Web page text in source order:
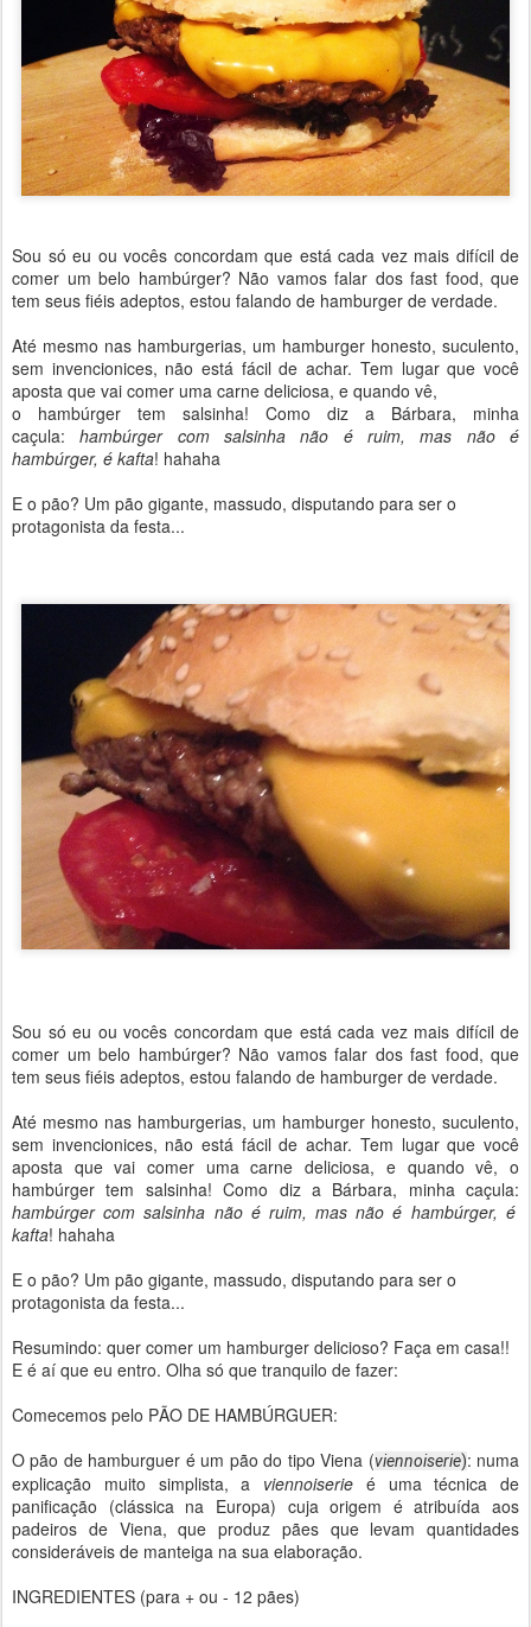
Sou só eu ou vocês concordam que está cada vez mais difícil de
comer um belo hambúrger? Não vamos falar dos fast food, que
tem seus fiéis adeptos, estou falando de hamburger de verdade.
Até mesmo nas hamburgerias, um hamburger honesto, suculento,
sem invencionices, não está fácil de achar. Tem lugar que você
aposta que vai comer uma carne deliciosa, e quando vê,
o hambúrger tem salsinha! Como diz a Bárbara, minha
caçula: hambúrger com salsinha não é ruim, mas não é
hambúrger, é kafta! hahaha
E o pão? Um pão gigante, massudo, disputando para ser o
protagonista da festa...
Sou só eu ou vocês concordam que está cada vez mais difícil de
comer um belo hambúrger? Não vamos falar dos fast food, que
tem seus fiéis adeptos, estou falando de hamburger de verdade.
Até mesmo nas hamburgerias, um hamburger honesto, suculento,
sem invencionices, não está fácil de achar. Tem lugar que você
aposta que vai comer uma carne deliciosa, e quando vê, o
hambúrger tem salsinha! Como diz a Bárbara, minha caçula:
hambúrger com salsinha não é ruim, mas não é hambúrger, é
kafta! hahaha
E o pão? Um pão gigante, massudo, disputando para ser o
protagonista da festa...
Resumindo: quer comer um hamburger delicioso? Faça em casa!!
E é aí que eu entro. Olha só que tranquilo de fazer:
Comecemos pelo PÃO DE HAMBÚRGUER:
O pão de hamburguer é um pão do tipo Viena (viennoiserie): numa
explicação muito simplista, a viennoiserie é uma técnica de
panificação (clássica na Europa) cuja origem é atribuída aos
padeiros de Viena, que produz pães que levam quantidades
consideráveis de manteiga na sua elaboração.
INGREDIENTES (para + ou - 12 pães)